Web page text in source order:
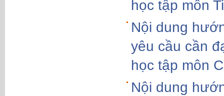
học tập môn
Nội dung
yêu cầu cần
học tập môn
Nội dung